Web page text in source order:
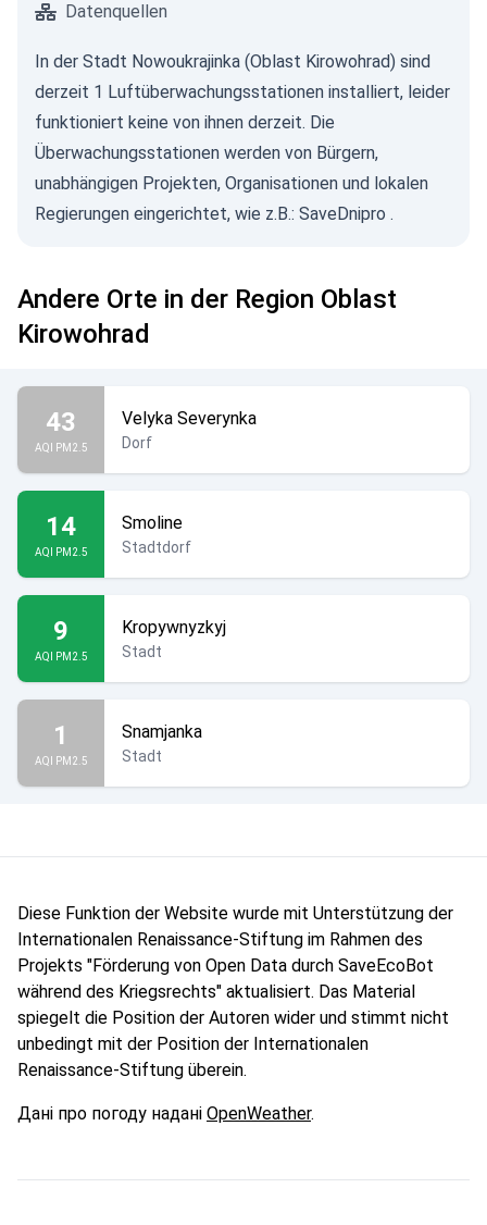
Datenquellen
In der Stadt Nowoukrajinka (Oblast Kirowohrad) sind
derzeit 1 Luftüberwachungsstationen installiert, leider
funktioniert keine von ihnen derzeit. Die
Überwachungsstationen werden von Bürgern,
unabhängigen Projekten, Organisationen und lokalen
Regierungen eingerichtet, wie z.B.: SaveDnipro .
Andere Orte in der Region Oblast
Kirowohrad
43
AQI PM2.5
Velyka Severynka
Dorf
14
AQI PM2.5
Smoline
Stadtdorf
9
AQI PM2.5
Kropywnyzkyj
Stadt
1
AQI PM2.5
Snamjanka
Stadt
Diese Funktion der Website wurde mit Unterstützung der
Internationalen Renaissance-Stiftung im Rahmen des
Projekts "Förderung von Open Data durch SaveEcoBot
während des Kriegsrechts" aktualisiert. Das Material
spiegelt die Position der Autoren wider und stimmt nicht
unbedingt mit der Position der Internationalen
Renaissance-Stiftung überein.
Дані про погоду надані OpenWeather.